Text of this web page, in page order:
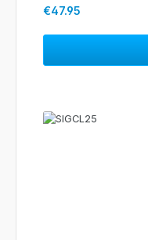
Regular price:
€47.95